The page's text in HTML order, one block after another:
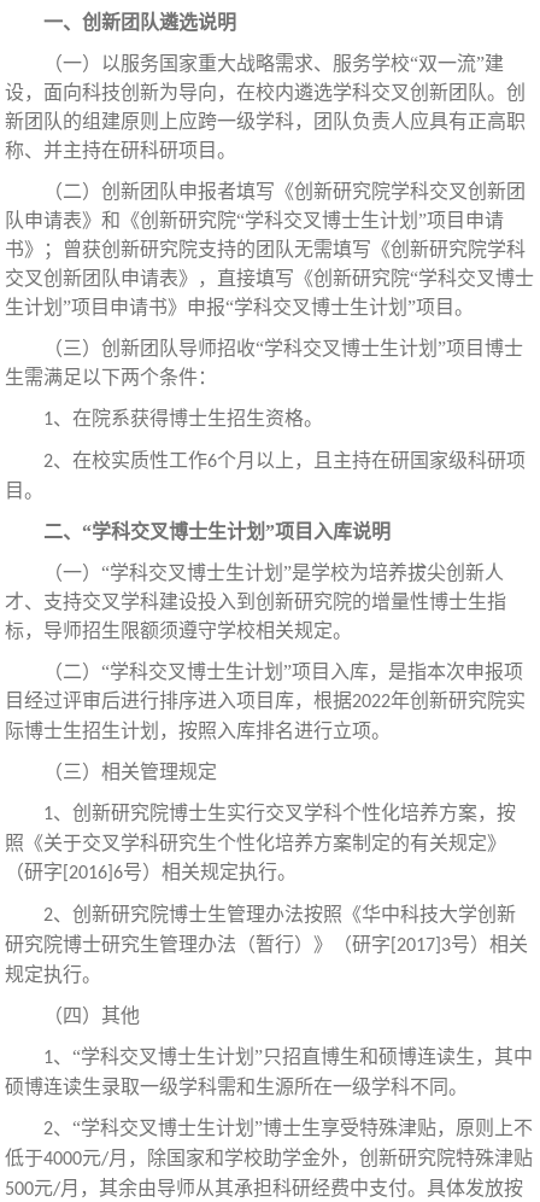
一、创新团队遴选说明
（一）以服务国家重大战略需求、服务学校“双一流”建
设，面向科技创新为导向，在校内遴选学科交叉创新团队。创
新团队的组建原则上应跨一级学科，团队负责人应具有正高职
称、并主持在研科研项目。
（二）创新团队申报者填写《创新研究院学科交叉创新团
队申请表》和《创新研究院“学科交叉博士生计划”项目申请
书》；曾获创新研究院支持的团队无需填写《创新研究院学科
交叉创新团队申请表》，直接填写《创新研究院“学科交叉博士
生计划”项目申请书》申报“学科交叉博士生计划”项目。
（三）创新团队导师招收“学科交叉博士生计划”项目博士
生需满足以下两个条件：
1、在院系获得博士生招生资格。
2、在校实质性工作6个月以上，且主持在研国家级科研项
目。
二、“学科交叉博士生计划”项目入库说明
（一）“学科交叉博士生计划”是学校为培养拔尖创新人
才、支持交叉学科建设投入到创新研究院的增量性博士生指
标，导师招生限额须遵守学校相关规定。
（二）“学科交叉博士生计划”项目入库，是指本次申报项
目经过评审后进行排序进入项目库，根据2022年创新研究院实
际博士生招生计划，按照入库排名进行立项。
（三）相关管理规定
1、创新研究院博士生实行交叉学科个性化培养方案，按
照《关于交叉学科研究生个性化培养方案制定的有关规定》
（研字 [2016]6号）相关规定执行。
2、创新研究院博士生管理办法按照《华中科技大学创新
研究院博士研究生管理办法（暂行）》（研字 [2017]3号）相关
规定执行。
（四）其他
1、“学科交叉博士生计划”只招直博生和硕博连读生，其中
硕博连读生录取一级学科需和生源所在一级学科不同。
2、“学科交叉博士生计划”博士生享受特殊津贴，原则上不
低于4000元/月，除国家和学校助学金外，创新研究院特殊津贴
500元/月，其余由导师从其承担科研经费中支付。具体发放按